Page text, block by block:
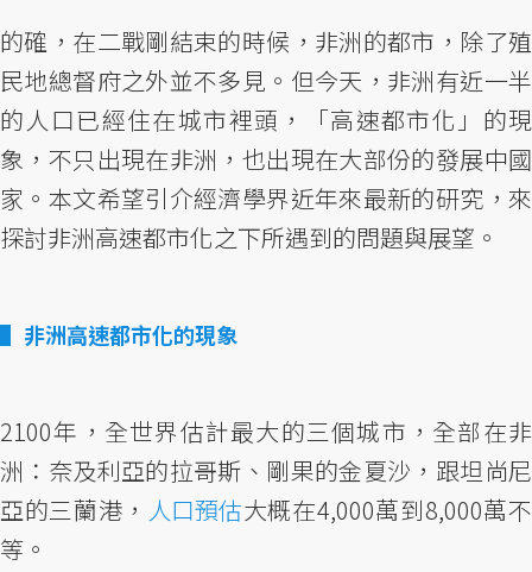
的確，在二戰剛結束的時候，非洲的都市，除了殖
民地總督府之外並不多見。但今天，非洲有近一半
的人口已經住在城市裡頭，「高速都市化」的現
象，不只出現在非洲，也出現在大部份的發展中國
家。本文希望引介經濟學界近年來最新的研究，來
探討非洲高速都市化之下所遇到的問題與展望。
非洲高速都市化的現象
2100年，全世界估計最大的三個城市，全部在非
洲：奈及利亞的拉哥斯、剛果的金夏沙，跟坦尚尼
亞的三蘭港， 人口預估大概在4,000萬到8,000萬不
等。